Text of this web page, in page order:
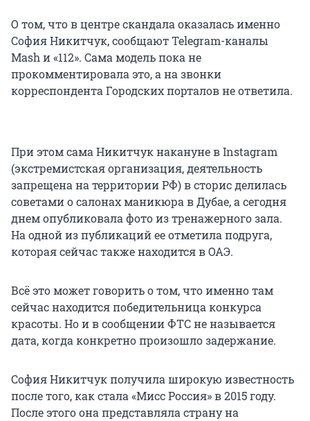
О том, что в центре скандала оказалась именно
София Никитчук, сообщают Telegram-каналы
Mash и «112». Сама модель пока не
прокомментировала это, а на звонки
корреспондента Городских порталов не ответила.
При этом сама Никитчук накануне в Instagram
(экстремистская организация, деятельность
запрещена на территории РФ) в сторис делилась
советами о салонах маникюра в Дубае, а сегодня
днем опубликовала фото из тренажерного зала.
На одной из публикаций ее отметила подруга,
которая сейчас также находится в ОАЭ.
Всё это может говорить о том, что именно там
сейчас находится победительница конкурса
красоты. Но и в сообщении ФТС не называется
дата, когда конкретно произошло задержание.
София Никитчук получила широкую известность
после того, как стала «Мисс Россия» в 2015 году.
После этого она представляла страну на